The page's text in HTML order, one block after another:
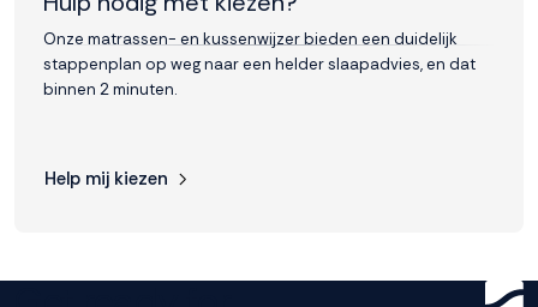
Onze matrassen- en kussenwijzer bieden een duidelijk
stappenplan op weg naar een helder slaapadvies, en dat
binnen 2 minuten.
Help mij kiezen